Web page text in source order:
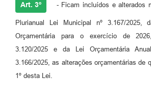
Art. 3º - Ficam incluídos e alterados
Plurianual Lei Municipal nº 3.167/2025,
Orçamentária para o exercício de
3.120/2025 e da Lei Orçamentária
3.166/2025, as alterações orçamentárias de
1º desta Lei.